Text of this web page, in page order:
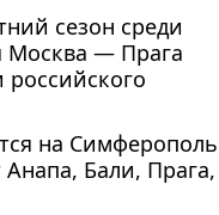
сезон среди
Москва — Прага
на Симферополь
Анапа, Бали, Прага,